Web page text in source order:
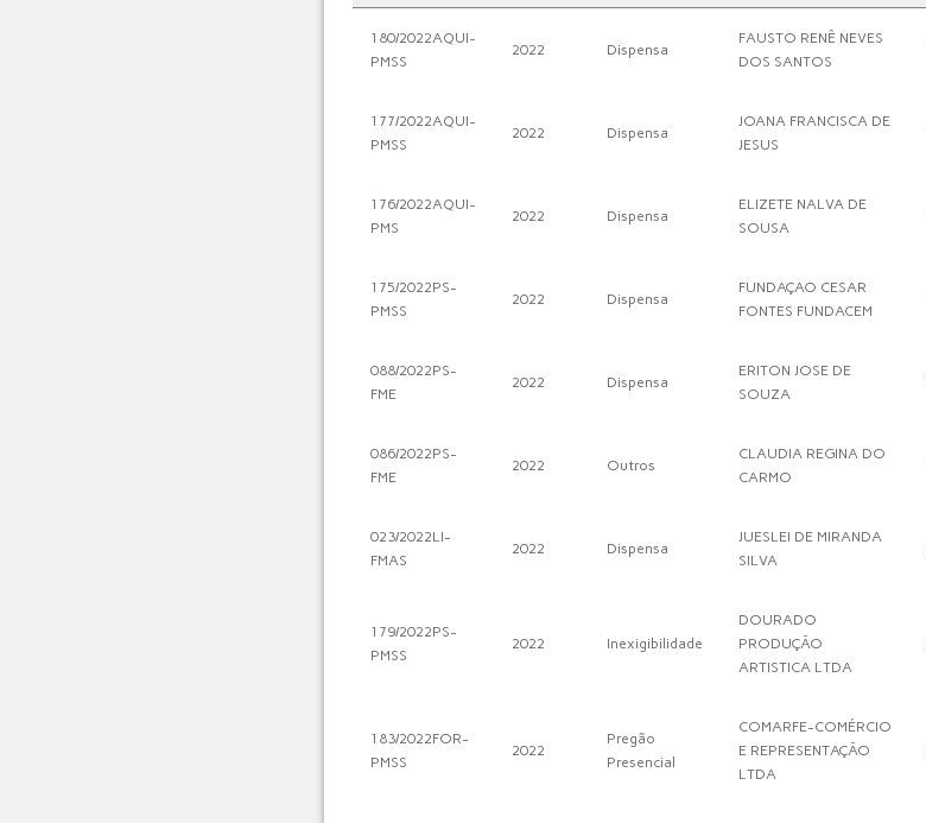
180/2022AQUI-
PMSS
2022 Dispensa
FAUSTO RENÊ NEVES
DOS SANTOS
177/2022AQUI-
PMSS
2022 Dispensa
JOANA FRANCISCA DE
JESUS
176/2022AQUI-
PMS
2022 Dispensa
ELIZETE NALVA DE
SOUSA
175/2022PS-
PMSS
2022 Dispensa
FUNDAÇAO CESAR
FONTES FUNDACEM
088/2022PS-
FME
2022 Dispensa
ERITON JOSE DE
SOUZA
086/2022PS-
FME
2022 Outros
CLAUDIA REGINA DO
CARMO
023/2022LI-
FMAS
2022 Dispensa
JUESLEI DE MIRANDA
SILVA
179/2022PS-
PMSS
2022 Inexigibilidade
DOURADO
PRODUÇÃO
ARTISTICA LTDA
183/2022FOR-
PMSS
2022
Pregão
Presencial
COMARFE-COMÉRCIO
E REPRESENTAÇÃO
LTDA